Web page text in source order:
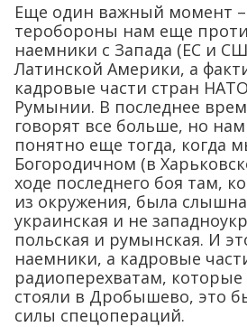
Еще один важный момент
теробороны нам еще
наемники с Запада (ЕС и
Латинской Америки, а
кадровые части стран
Румынии. В последнее
говорят все больше, но нам
понятно еще тогда, когда
Богородичном (в
ходе последнего боя там,
из окружения, была
украинская и не
польская и румынская. И
наемники, а кадровые
радиоперехватам,
стояли в Дробышево, это
силы спецопераций.